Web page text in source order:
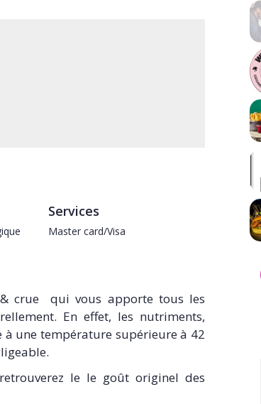
Services
Master card/Visa
crue qui vous apporte tous les
En effet, les nutriments,
à une température supérieure à 42
le le goût originel des